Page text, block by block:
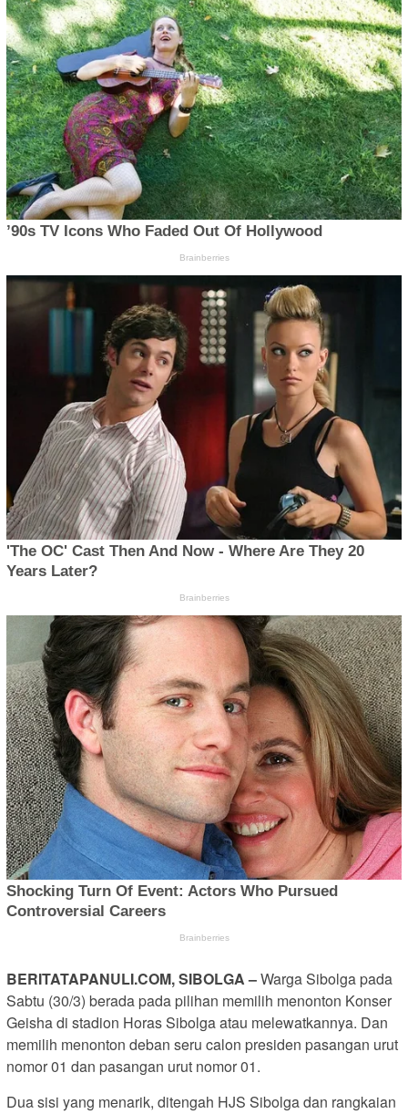
BERITATAPANULI.COM, SIBOLGA –Warga Sibolga pada
Sabtu (30/3) berada pada pilihan memilih menonton Konser
Geisha di stadion Horas Sibolga atau melewatkannya. Dan
memilih menonton deban seru calon presiden pasangan urut
nomor 01 dan pasangan urut nomor 01.
Dua sisi yang menarik, ditengah HJS Sibolga dan rangkaian